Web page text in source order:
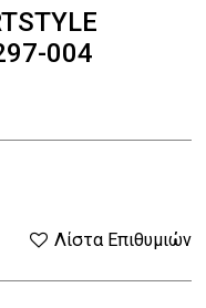
004
Λίστα Επιθυμιών